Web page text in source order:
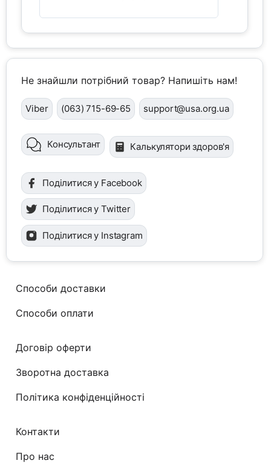
Не знайшли потрібний товар? Напишіть нам!
Viber (063) 715-69-65 support@usa.org.ua
Консультант Калькулятори здоров'я
Поділитися у Facebook
Поділитися у Twitter
Поділитися у Instagram
Способи доставки
Способи оплати
Договір оферти
Зворотна доставка
Політика конфіденційності
Контакти
Про нас